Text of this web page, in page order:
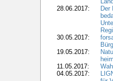
28.06.2017:
Der
30.05.2017:
19.05.2017:
11.05.2017:
04.05.2017: